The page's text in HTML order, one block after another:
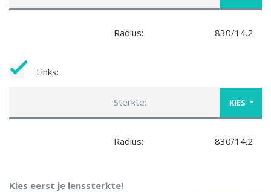
Radius: 830/14.2
Links:
Sterkte: KIES
Radius: 830/14.2
Kies eerst je lenssterkte!